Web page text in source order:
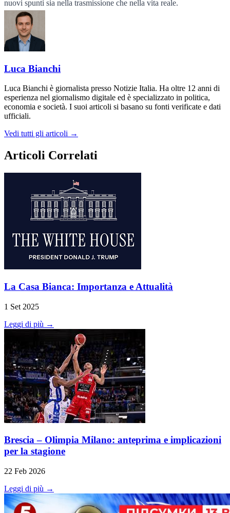
nuovi spunti sia nella trasmissione che nella vita reale.
Luca Bianchi
Luca Bianchi è giornalista presso Notizie Italia. Ha oltre 12 anni di
esperienza nel giornalismo digitale ed è specializzato in politica,
economia e società. I suoi articoli si basano su fonti verificate e dati
ufficiali.
Vedi tutti gli articoli →
Articoli Correlati
La Casa Bianca: Importanza e Attualità
1 Set 2025
Leggi di più →
Brescia – Olimpia Milano: anteprima e implicazioni
per la stagione
22 Feb 2026
Leggi di più →